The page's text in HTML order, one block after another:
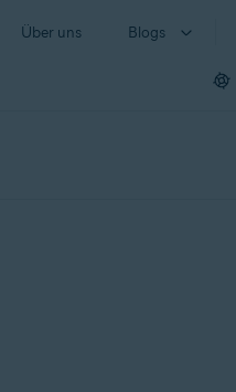
Über uns Blogs